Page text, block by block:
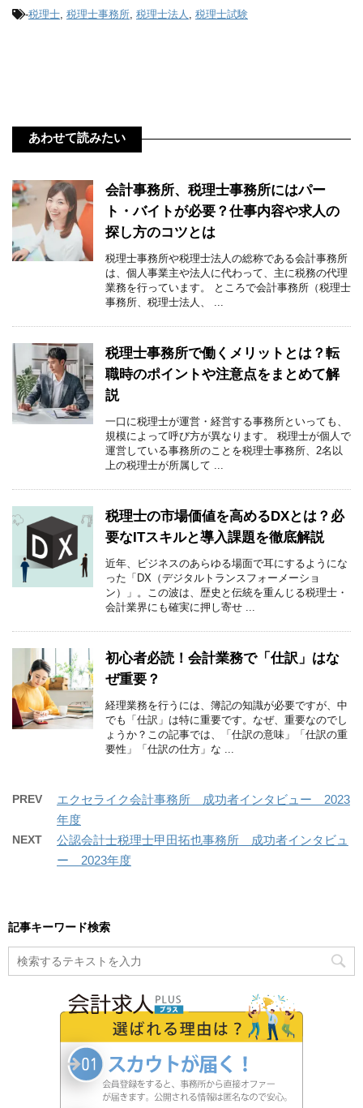
-税理士 税理士事務所 税理士法人 税理士試験
あわせて読みたい
会計事務所、税理士事務所にはパー
ト・バイトが必要？仕事内容や求人の
探し方のコツとは
税理士事務所や税理士法人の総称である会計事務所
は、個人事業主や法人に代わって、主に税務の代理
業務を行っています。 ところで会計事務所（税理士
事務所、税理士法人、 ...
税理士事務所で働くメリットとは？転
職時のポイントや注意点をまとめて解
説
一口に税理士が運営・経営する事務所といっても、
規模によって呼び方が異なります。 税理士が個人で
運営している事務所のことを税理士事務所、2名以
上の税理士が所属して ...
税理士の市場価値を高めるDXとは？必
要なITスキルと導入課題を徹底解説
近年、ビジネスのあらゆる場面で耳にするようにな
った「DX（デジタルトランスフォーメーショ
ン）」。この波は、歴史と伝統を重んじる税理士・
会計業界にも確実に押し寄せ ...
初心者必読！会計業務で「仕訳」はな
ぜ重要？
経理業務を行うには、簿記の知識が必要ですが、中
でも「仕訳」は特に重要です。なぜ、重要なのでし
ょうか？この記事では、「仕訳の意味」「仕訳の重
要性」「仕訳の仕方」な ...
PREV
エクセライク会計事務所 成功者インタビュー 2023
年度
NEXT
公認会計士税理士甲田拓也事務所 成功者インタビュ
ー 2023年度
記事キーワード検索